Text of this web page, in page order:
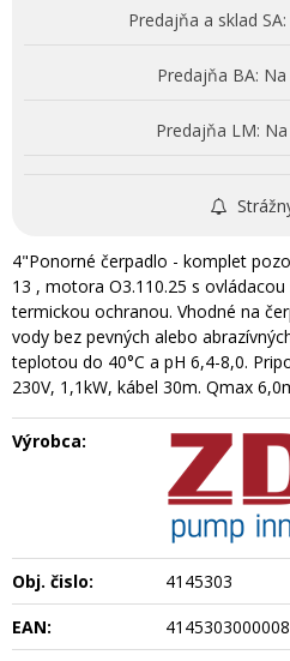
Predajňa a sklad SA:
Predajňa BA:
Predajňa LM:
4"Ponorné čerpadlo - komplet
13 , motora O3.110.25 s
termickou ochranou. Vhodné na
vody bez pevných alebo
teplotou do 40°C a pH 6,4-8,0.
230V, 1,1kW, kábel 30m. Qmax
Výrobca:
Obj. čislo:
4145303
EAN:
4145303000008